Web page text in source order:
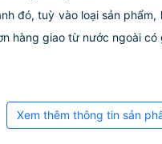
đó, tuỳ vào loại sản
hàng giao từ nước ngoài có
Xem thêm thông tin sản